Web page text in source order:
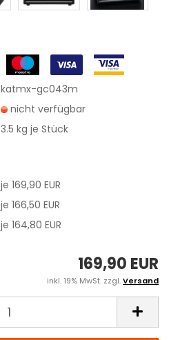
katmx-gc043m
nicht verfügbar
3.5 kg je Stück
je 169,90 EUR
je 166,50 EUR
je 164,80 EUR
169,90 EUR
inkl. 19% MwSt. zzgl.Versand